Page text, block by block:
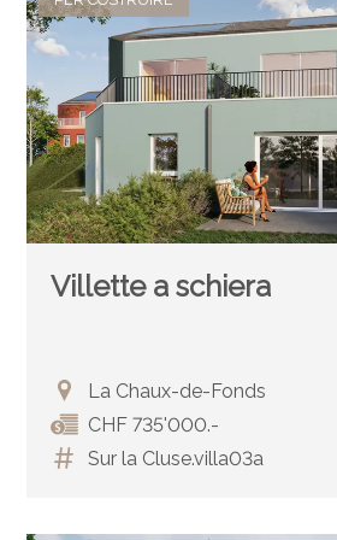
Villette a schiera
La Chaux-de-Fonds
CHF 735'000.-
Sur la Cluse.villa03a